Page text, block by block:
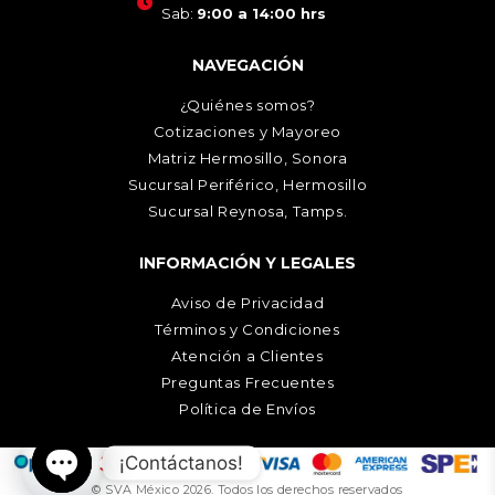
Sab: 9:00 a 14:00 hrs
NAVEGACIÓN
¿Quiénes somos?
Cotizaciones y Mayoreo
Matriz Hermosillo, Sonora
Sucursal Periférico, Hermosillo
Sucursal Reynosa, Tamps.
INFORMACIÓN Y LEGALES
Aviso de Privacidad
Términos y Condiciones
Atención a Clientes
Preguntas Frecuentes
Política de Envíos
© SVA México 2026. Todos los derechos reservados
¡Contáctanos!